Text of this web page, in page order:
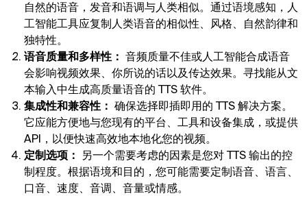
自然的语音，发音和语调与人类相似。通过语境感知，人
工智能工具应复制人类语音的相似性、风格、自然韵律和
独特性。
语音质量和多样性： 音频质量不佳或人工智能合成语音
会影响视频效果、你所说的话以及传达效果。寻找能从文
本输入中生成高质量语音的 TTS 软件。
集成性和兼容性： 确保选择即插即用的 TTS 解决方案。
它应能方便地与您现有的平台、工具和设备集成，或提供
API，以便快速高效地本地化您的视频。
定制选项：
另一个需要考虑的因素是您对 TTS 输出的控
制程度。根据语境和目的，您可能需要定制语音、语言、
口音、速度、音调、音量或情感。